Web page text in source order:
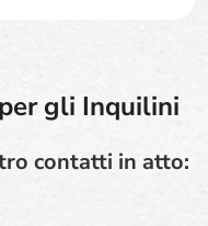
gli Inquilini
contatti in atto: